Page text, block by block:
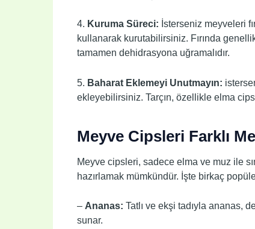
4. Kuruma Süreci: İsterseniz meyveleri
kullanarak kurutabilirsiniz. Fırında
tamamen dehidrasyona uğramalıdır.
5. Baharat Eklemeyi Unutmayın:
ekleyebilirsiniz. Tarçın, özellikle elma
Meyve Cipsleri Farklı
Meyve cipsleri, sadece elma ve muz ile
hazırlamak mümkündür. İşte birkaç
– Ananas: Tatlı ve ekşi tadıyla ananas,
sunar.